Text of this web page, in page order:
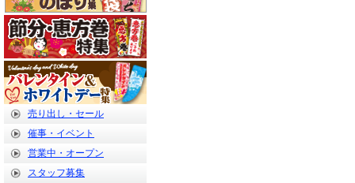
売り出し・セール
催事・イベント
営業中・オープン
スタッフ募集